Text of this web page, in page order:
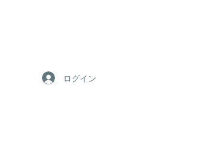
ログイン